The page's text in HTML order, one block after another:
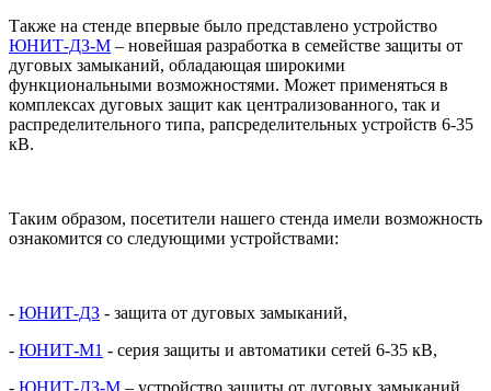
Также на стенде впервые было представлено устройство
ЮНИТ-ДЗ-М – новейшая разработка в семействе защиты от
дуговых замыканий, обладающая широкими
функциональными возможностями. Может применяться в
комплексах дуговых защит как централизованного, так и
распределительного типа, рапсределительных устройств 6-35
кВ.
Таким образом, посетители нашего стенда имели возможность
ознакомится со следующими устройствами:
- ЮНИТ-ДЗ - защита от дуговых замыканий,
- ЮНИТ-М1 - серия защиты и автоматики сетей 6-35 кВ,